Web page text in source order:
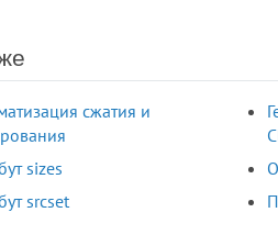
сжатия и
sizes
srcset